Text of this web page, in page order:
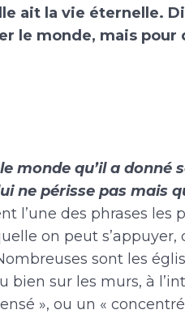
ait la vie éternelle.
le monde, mais
monde qu’il a donné
ne périsse pas mais
l’une des phrases les
on peut s’appuyer,
sont les
bien sur les murs, à
», ou un « concentré